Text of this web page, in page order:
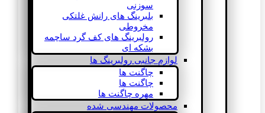
سوزنی
بلبرینگ های رانش غلتکی
مخروطی
رولبرینگ های کف گرد ساچمه
بشکه ای
لوازم جانبی رولبرینگ ها
چاگنت ها
چاگنت ها
مهره چاگنت ها
محصولات مهندسی شده